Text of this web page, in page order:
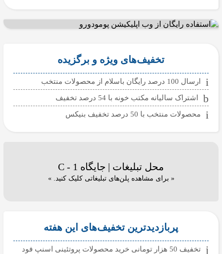
تخفیف‌های ویژه و برگزیده
ارسال 100 درصد رایگان باسلام از محصولات منتخب
اشتراک سالیانه مکتب خونه با 54 درصد تخفیف
محصولات منتخب با 50 درصد تخفیف بنیکس
محل تبلیغات | جایگاه C - 1
« برای مشاهده پلن‌های تبلیغاتی کلیک کنید. »
پربازدیدترین تخفیف‌های این هفته
تخفیف 50 هزار تومانی خرید محصولات پروتئینی اسنپ فود